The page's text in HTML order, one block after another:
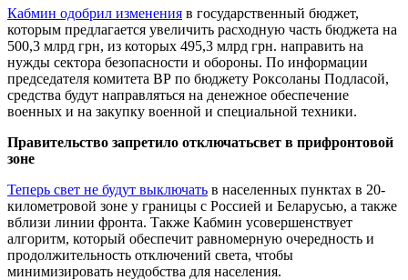
Кабмин одобрил изменения в государственный бюджет,
которым предлагается увеличить расходную часть бюджета на
500,3 млрд грн, из которых 495,3 млрд грн. направить на
нужды сектора безопасности и обороны. По информации
председателя комитета ВР по бюджету Роксоланы Подласой,
средства будут направляться на денежное обеспечение
военных и на закупку военной и специальной техники.
Правительство запретило отключатьсвет в прифронтовой
зоне
Теперь свет не будут выключать в населенных пунктах в 20-
километровой зоне у границы с Россией и Беларусью, а также
вблизи линии фронта. Также Кабмин усовершенствует
алгоритм, который обеспечит равномерную очередность и
продолжительность отключений света, чтобы
минимизировать неудобства для населения.